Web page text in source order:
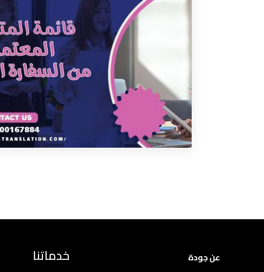
عن جودة
خدماتنا